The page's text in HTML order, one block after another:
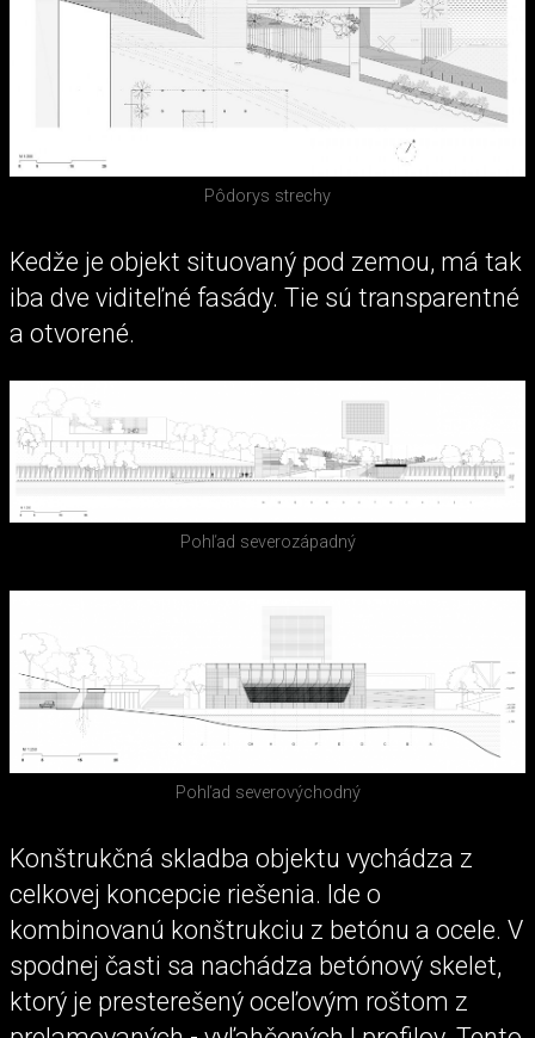
Pôdorys strechy
Kedže je objekt situovaný pod zemou, má tak
iba dve viditeľné fasády. Tie sú transparentné
a otvorené.
Pohľad severozápadný
Pohľad severovýchodný
Konštrukčná skladba objektu vychádza z
celkovej koncepcie riešenia. Ide o
kombinovanú konštrukciu z betónu a ocele. V
spodnej časti sa nachádza betónový skelet,
ktorý je presterešený oceľovým roštom z